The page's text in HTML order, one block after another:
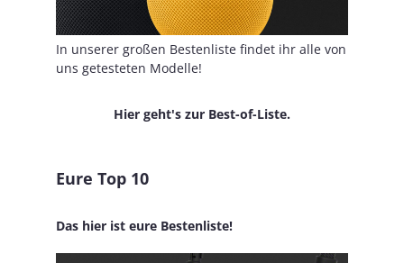
In unserer großen Bestenliste findet ihr alle von
uns getesteten Modelle!
Hier geht's zur Best-of-Liste.
Eure Top 10
Das hier ist eure Bestenliste!